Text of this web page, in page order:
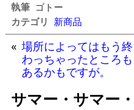
執筆 ゴトー
カテゴリ 新商品
« 場所によってはもう終
わっちゃったところも
あるかもですが。
サマー・サマー